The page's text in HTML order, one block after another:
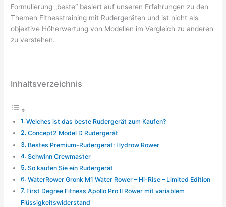
Formulierung „beste“ basiert auf unseren Erfahrungen zu den
Themen Fitnesstraining mit Rudergeräten und ist nicht als
objektive Höherwertung von Modellen im Vergleich zu anderen
zu verstehen.
Inhaltsverzeichnis
Welches ist das beste Rudergerät zum Kaufen?​​
Concept2 Model D Rudergerät
Bestes Premium-Rudergerät: Hydrow Rower
Schwinn Crewmaster
So kaufen Sie ein Rudergerät
WaterRower Gronk M1 Water Rower – Hi-Rise – Limited Edition
First Degree Fitness Apollo Pro II Rower mit variablem
Flüssigkeitswiderstand